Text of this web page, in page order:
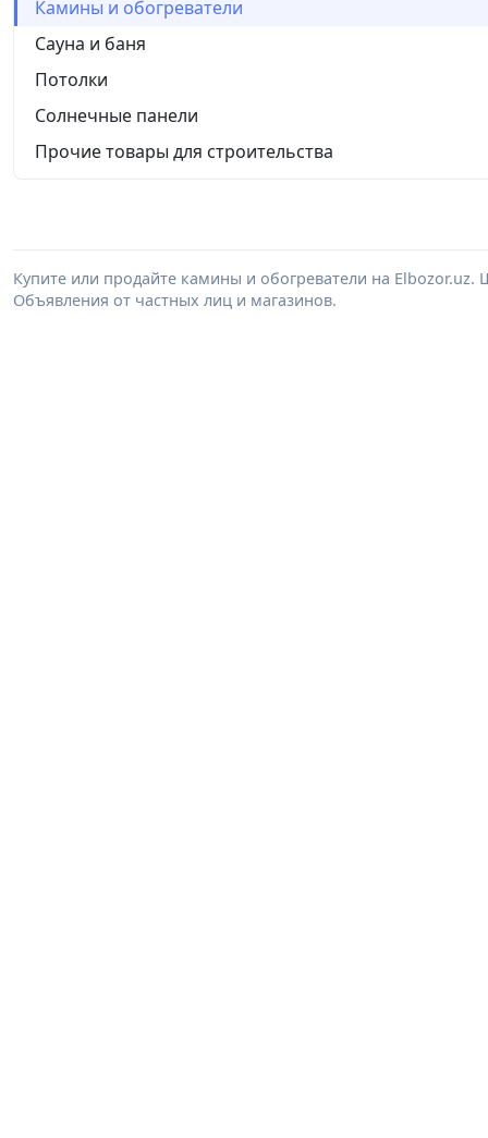
Камины и обогреватели
Сауна и баня
Потолки
Солнечные панели
Прочие товары для строительства
Купите или продайте камины и обогреватели на
Объявления от частных лиц и магазинов.